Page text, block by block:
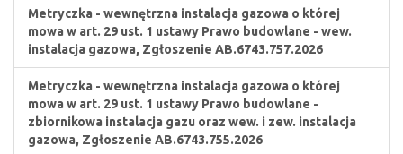
Metryczka - wewnętrzna instalacja gazowa o której
mowa w art. 29 ust. 1 ustawy Prawo budowlane - wew.
instalacja gazowa, Zgłoszenie AB.6743.757.2026
Metryczka - wewnętrzna instalacja gazowa o której
mowa w art. 29 ust. 1 ustawy Prawo budowlane -
zbiornikowa instalacja gazu oraz wew. i zew. instalacja
gazowa, Zgłoszenie AB.6743.755.2026